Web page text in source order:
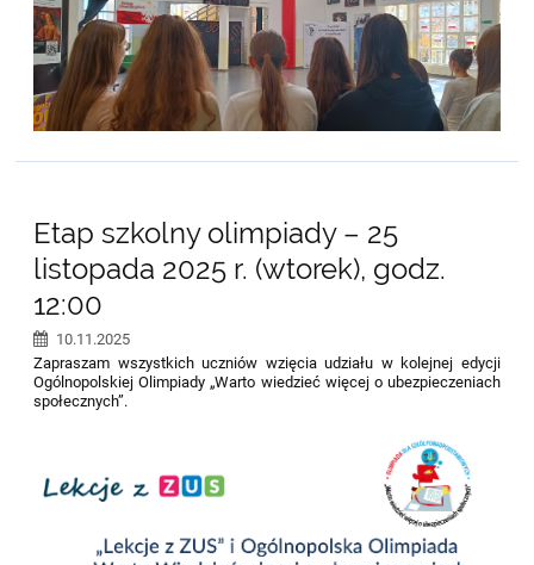
Etap szkolny olimpiady – 25
listopada 2025 r. (wtorek), godz.
12:00
10.11.2025
Zapraszam wszystkich uczniów wzięcia udziału w kolejnej edycji
Ogólnopolskiej Olimpiady „Warto wiedzieć więcej o ubezpieczeniach
społecznych”.